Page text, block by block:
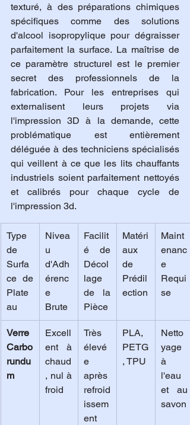
texturé, à des préparations chimiques
spécifiques comme des solutions
d'alcool isopropylique pour dégraisser
parfaitement la surface. La maîtrise de
ce paramètre structurel est le premier
secret des professionnels de la
fabrication. Pour les entreprises qui
externalisent leurs projets via
l'impression 3D à la demande, cette
problématique est entièrement
déléguée à des techniciens spécialisés
qui veillent à ce que les lits chauffants
industriels soient parfaitement nettoyés
et calibrés pour chaque cycle de
l'impression 3d.
Type
de
Surfa
ce de
Plate
au
Nivea
u
d'Adh
érenc
e
Brute
Facilit
é de
Décol
lage
de la
Pièce
Matéri
aux
de
Prédil
ection
Maint
enanc
e
Requi
se
Verre
Carbo
rundu
m
Excell
ent à
chaud
, nul à
froid
Très
élevé
e
après
refroid
issem
ent
PLA,
PETG
, TPU
Netto
yage
à
l'eau
et au
savon